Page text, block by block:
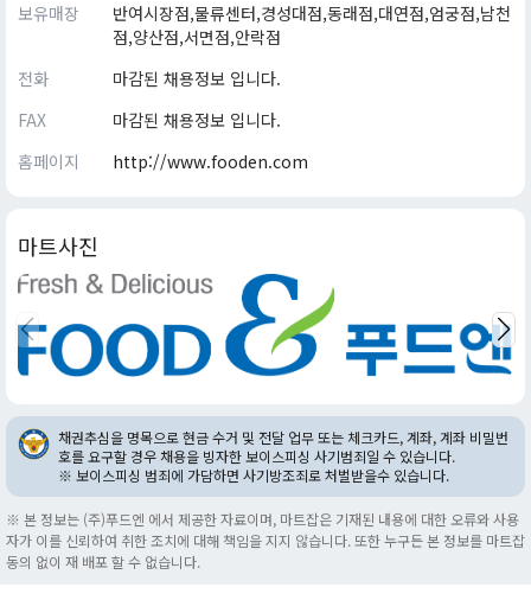
보유매장
반여시장점,물류센터,경성대점,동래점,대연점,엄궁점,남천
점,양산점,서면점,안락점
전화
마감된 채용정보 입니다.
FAX
마감된 채용정보 입니다.
홈페이지
http://www.fooden.com
마트사진
채권추심을 명목으로 현금 수거 및 전달 업무 또는 체크카드, 계좌, 계좌 비밀번
호를 요구할 경우 채용을 빙자한 보이스피싱 사기범죄일 수 있습니다.
※ 보이스피싱 범죄에 가담하면 사기방조죄로 처벌받을수 있습니다.
※ 본 정보는 (주)푸드엔 에서 제공한 자료이며, 마트잡은 기재된 내용에 대한 오류와 사용
자가 이를 신뢰하여 취한 조치에 대해 책임을 지지 않습니다. 또한 누구든 본 정보를 마트잡
동의 없이 재 배포 할 수 없습니다.